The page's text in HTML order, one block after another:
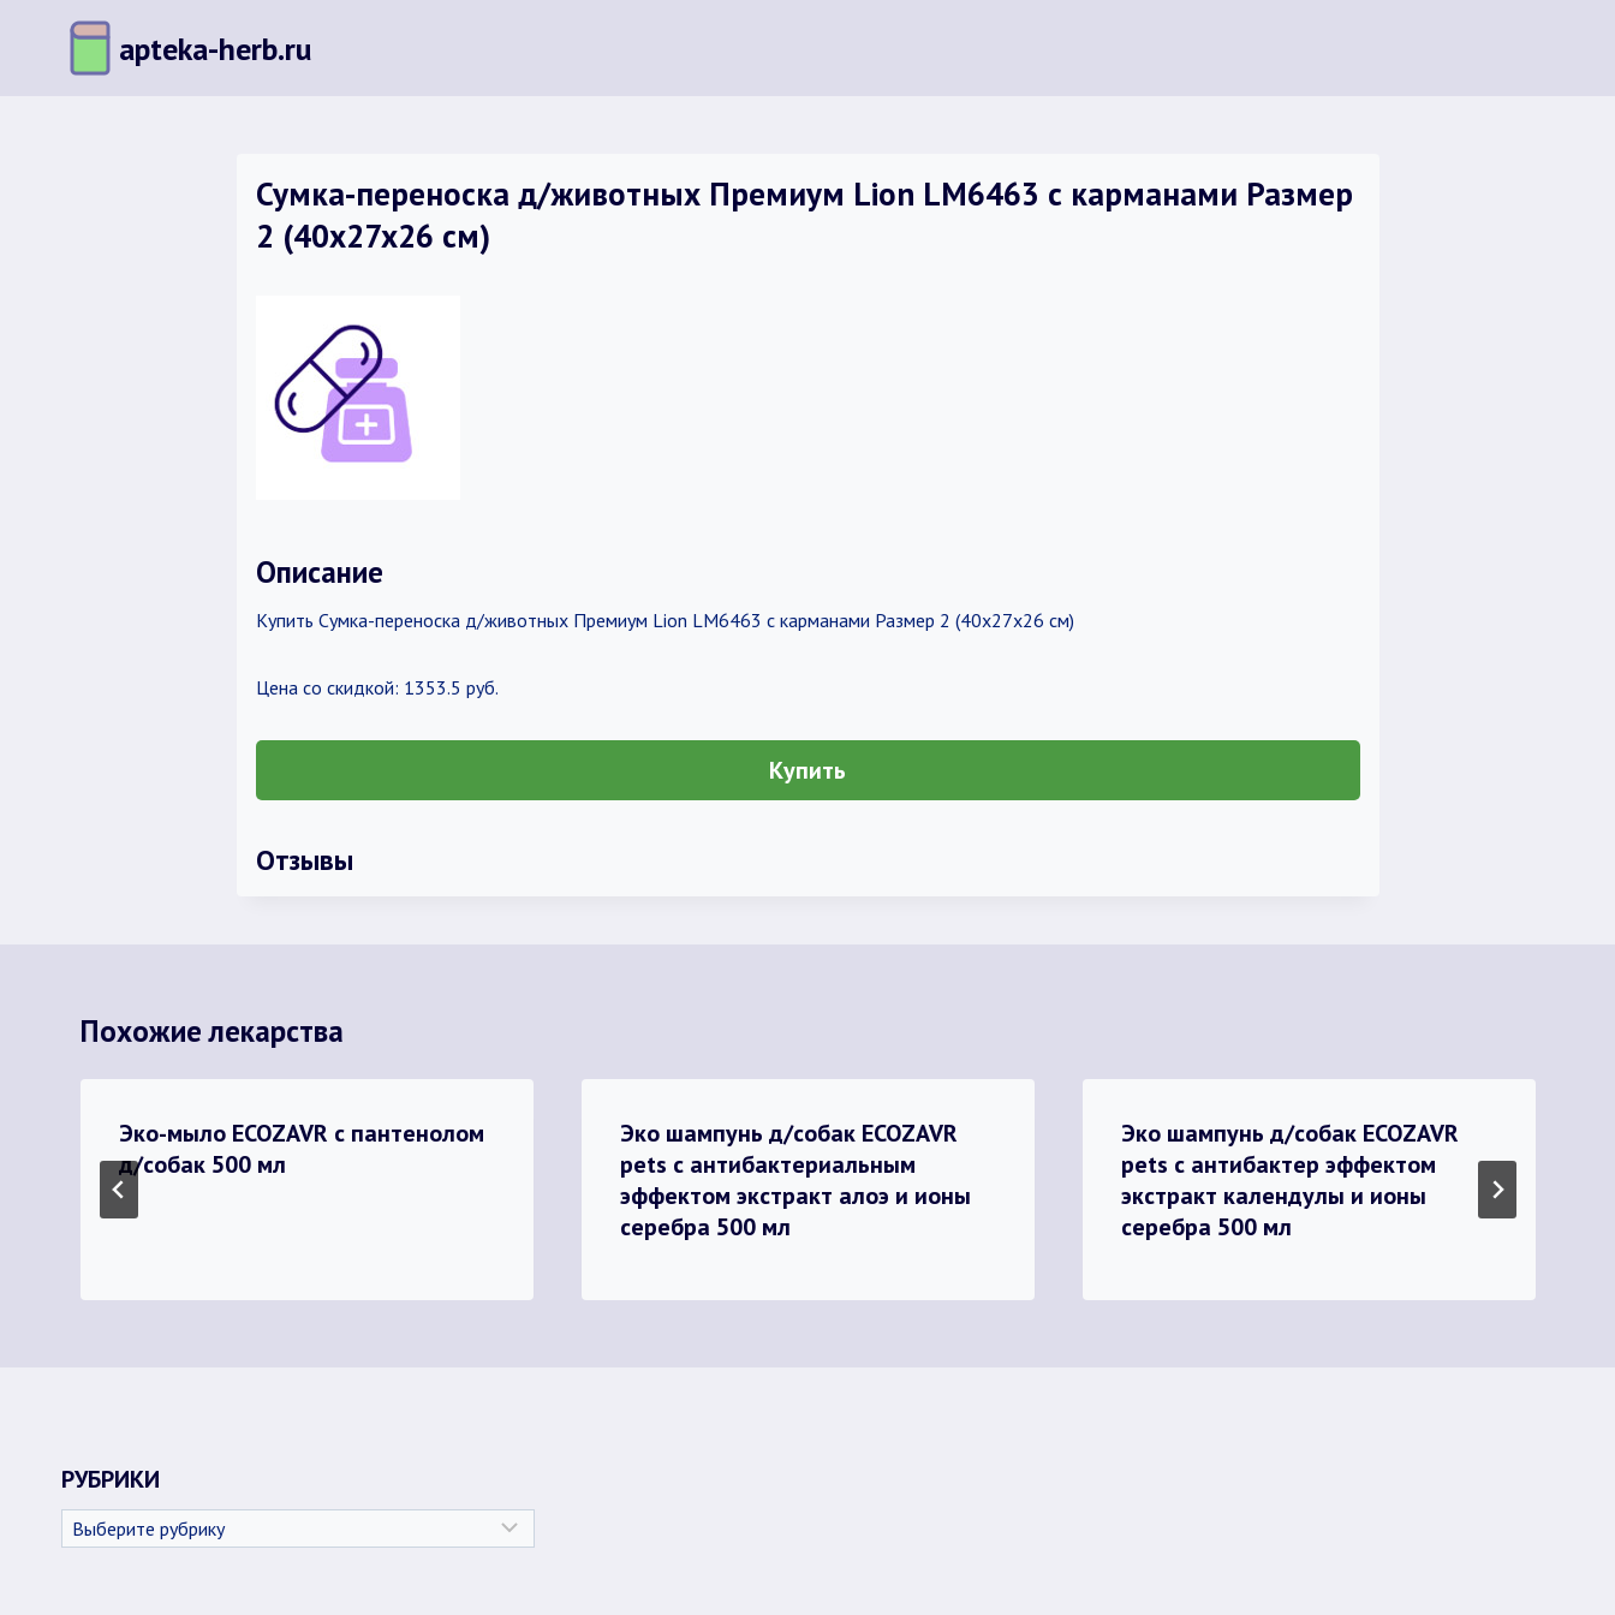
содержимому
apteka-herb.ru
Сумка-переноска д/животных Премиум Lion LM6463 с карманами Размер
2 (40x27x26 см)
Описание
Купить Сумка-переноска д/животных Премиум Lion LM6463 с карманами Размер 2 (40x27x26 см)
Цена со скидкой: 1353.5 руб.
Купить
Отзывы
Похожие лекарства
Эко-мыло ECOZAVR с пантенолом
д/собак 500 мл
Эко шампунь д/собак ECOZAVR
pets с антибактериальным
эффектом экстракт алоэ и ионы
серебра 500 мл
Эко шампунь д/собак ECOZAVR
pets с антибактер эффектом
экстракт календулы и ионы
серебра 500 мл
РУБРИКИ
Рубрики